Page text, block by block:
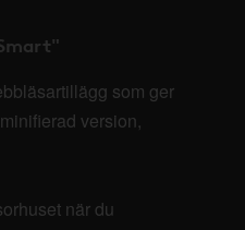
som ger
version,
när du